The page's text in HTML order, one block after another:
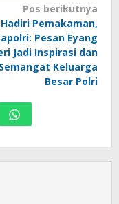
Pos berikutnya
Hadiri Pemakaman,
Pesan Eyang
Jadi Inspirasi dan
Semangat Keluarga
Besar Polri